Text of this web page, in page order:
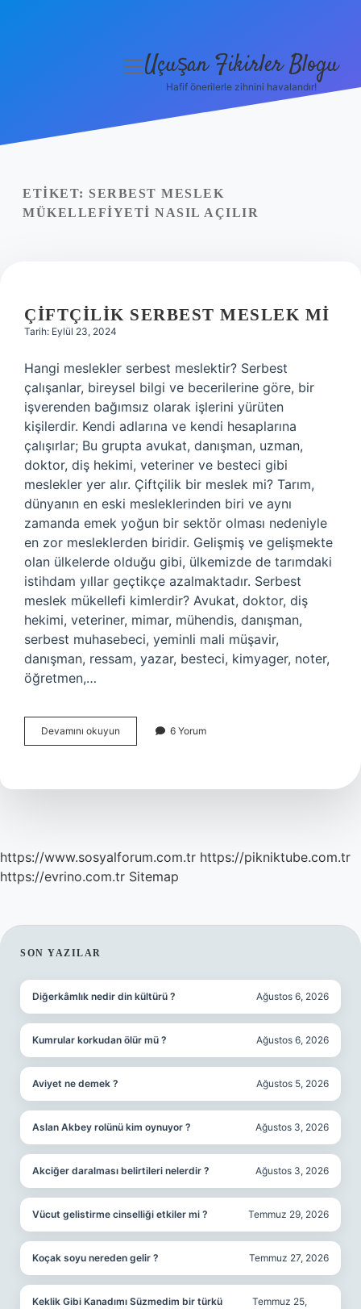
Yasal Uyarı
menüyü
Uçuşan Fikirler Blogu
Hafif önerilerle zihnini havalandır!
ETIKET: SERBEST MESLEK
MÜKELLEFIYETI NASIL AÇILIR
ÇIFTÇILIK SERBEST MESLEK MI
Tarih: Eylül 23, 2024
Hangi meslekler serbest meslektir? Serbest
çalışanlar, bireysel bilgi ve becerilerine göre, bir
işverenden bağımsız olarak işlerini yürüten
kişilerdir. Kendi adlarına ve kendi hesaplarına
çalışırlar; Bu grupta avukat, danışman, uzman,
doktor, diş hekimi, veteriner ve besteci gibi
meslekler yer alır. Çiftçilik bir meslek mi? Tarım,
dünyanın en eski mesleklerinden biri ve aynı
zamanda emek yoğun bir sektör olması nedeniyle
en zor mesleklerden biridir. Gelişmiş ve gelişmekte
olan ülkelerde olduğu gibi, ülkemizde de tarımdaki
istihdam yıllar geçtikçe azalmaktadır. Serbest
meslek mükellefi kimlerdir? Avukat, doktor, diş
hekimi, veteriner, mimar, mühendis, danışman,
serbest muhasebeci, yeminli mali müşavir,
danışman, ressam, yazar, besteci, kimyager, noter,
öğretmen,…
Devamını okuyun
Serbest
6 Yorum
https://www.sosyalforum.com.tr https://pikniktube.com.tr
https://evrino.com.tr Sitemap
SIDEBAR
SON YAZILAR
Diğerkâmlık nedir din kültürü ? Ağustos 6, 2026
Kumrular korkudan ölür mü ? Ağustos 6, 2026
Aviyet ne demek ? Ağustos 5, 2026
Aslan Akbey rolünü kim oynuyor ? Ağustos 3, 2026
Akciğer daralması belirtileri nelerdir ? Ağustos 3, 2026
Vücut gelistirme cinselliği etkiler mi ? Temmuz 29, 2026
Koçak soyu nereden gelir ? Temmuz 27, 2026
Keklik Gibi Kanadımı Süzmedim bir türkü
Temmuz 25,